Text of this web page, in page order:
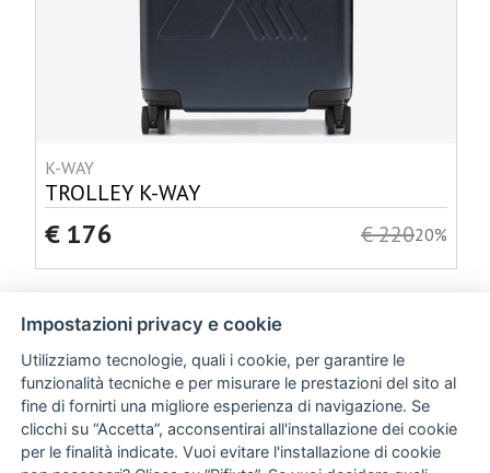
K-WAY
TROLLEY K-WAY
€ 176 € 22020%
Impostazioni privacy e cookie
Utilizziamo tecnologie, quali i cookie, per garantire le
funzionalità tecniche e per misurare le prestazioni del sito al
fine di fornirti una migliore esperienza di navigazione. Se
clicchi su “Accetta”, acconsentirai all'installazione dei cookie
per le finalità indicate. Vuoi evitare l'installazione di cookie